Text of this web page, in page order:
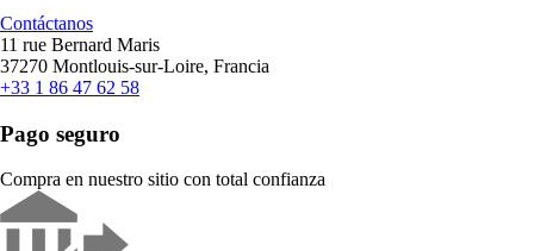
Contáctanos
11 rue Bernard Maris
37270 Montlouis-sur-Loire, Francia
+33 1 86 47 62 58
Pago seguro
Compra en nuestro sitio con total confianza